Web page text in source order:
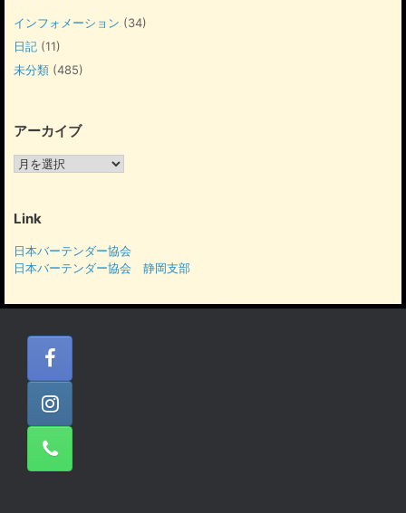
インフォメーション (34)
日記 (11)
未分類 (485)
アーカイブ
ア
イ
Link
日本バーテンダー協会
日本バーテンダー協会 静岡支部